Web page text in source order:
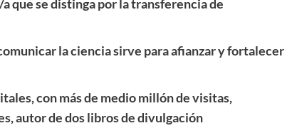
que se distinga por la transferencia de
la ciencia sirve para afianzar y fortalecer
con más de medio millón de visitas,
autor de dos libros de divulgación